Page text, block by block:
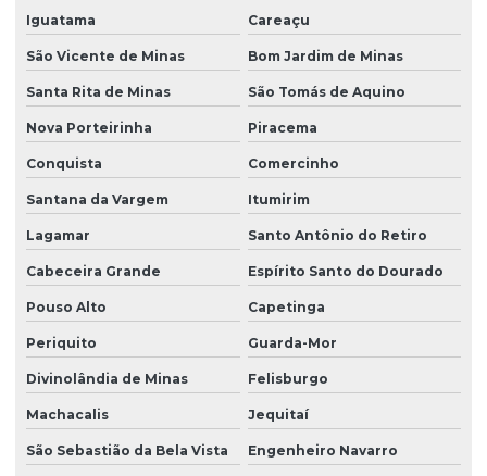
Iguatama Careaçu
São Vicente de Minas Bom Jardim de Minas
Santa Rita de Minas São Tomás de Aquino
Nova Porteirinha Piracema
Conquista Comercinho
Santana da Vargem Itumirim
Lagamar Santo Antônio do Retiro
Cabeceira Grande Espírito Santo do Dourado
Pouso Alto Capetinga
Periquito Guarda-Mor
Divinolândia de Minas Felisburgo
Machacalis Jequitaí
São Sebastião da Bela Vista Engenheiro Navarro